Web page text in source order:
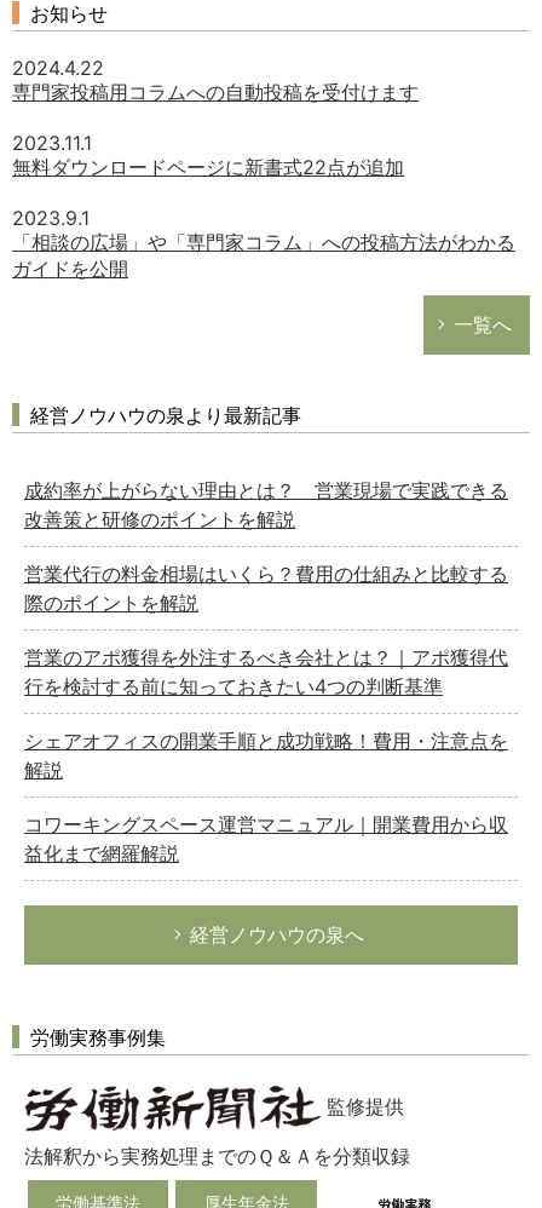
お知らせ
2024.4.22
専門家投稿用コラムへの自動投稿を受付けます
2023.11.1
無料ダウンロードページに新書式22点が追加
2023.9.1
「相談の広場」や「専門家コラム」への投稿方法がわかる
ガイドを公開
一覧へ
経営ノウハウの泉より最新記事
成約率が上がらない理由とは？ 営業現場で実践できる
改善策と研修のポイントを解説
営業代行の料金相場はいくら？費用の仕組みと比較する
際のポイントを解説
営業のアポ獲得を外注するべき会社とは？｜アポ獲得代
行を検討する前に知っておきたい4つの判断基準
シェアオフィスの開業手順と成功戦略！費用・注意点を
解説
コワーキングスペース運営マニュアル｜開業費用から収
益化まで網羅解説
経営ノウハウの泉へ
労働実務事例集
監修提供
法解釈から実務処理までのＱ＆Ａを分類収録
労働基準法 厚生年金法